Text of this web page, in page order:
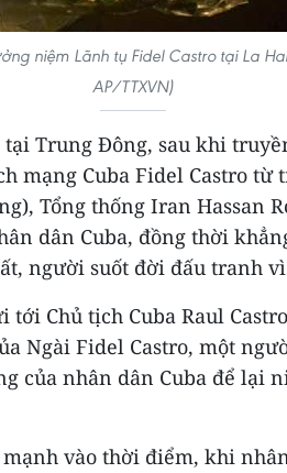
niệm Lãnh tụ Fidel Castro tại La
AP/TTXVN)
tại Trung Đông, sau khi
mạng Cuba Fidel Castro từ
Tổng thống Iran Hassan
dân Cuba, đồng thời
người suốt đời đấu tranh
Chủ tịch Cuba Raul
Ngài Fidel Castro, một
của nhân dân Cuba để lại
vào thời điểm, khi